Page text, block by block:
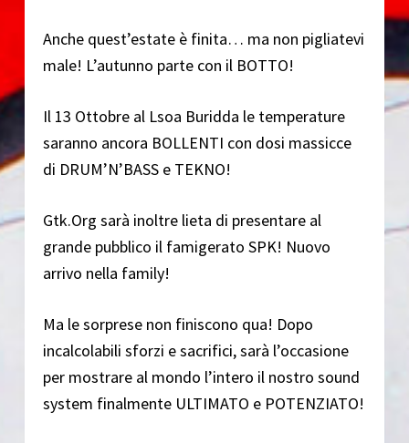
Anche quest’estate è finita… ma non pigliatevi
male! L’autunno parte con il BOTTO!
Il 13 Ottobre al Lsoa Buridda le temperature
saranno ancora BOLLENTI con dosi massicce
di DRUM’N’BASS e TEKNO!
Gtk.Org sarà inoltre lieta di presentare al
grande pubblico il famigerato SPK! Nuovo
arrivo nella family!
Ma le sorprese non finiscono qua! Dopo
incalcolabili sforzi e sacrifici, sarà l’occasione
per mostrare al mondo l’intero il nostro sound
system finalmente ULTIMATO e POTENZIATO!